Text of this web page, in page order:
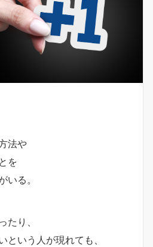
法や
を
いる。
たり、
という人が現れても、